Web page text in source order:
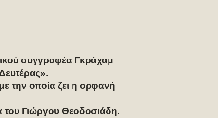
συγγραφέα Γκράχαμ
την οποία ζει η ορφανή
Γιώργου Θεοδοσιάδη.